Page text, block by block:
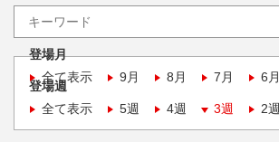
登場月
全て表示
9月 8月 7月 6月
登場週
全て表示
5週 4週 3週 2週